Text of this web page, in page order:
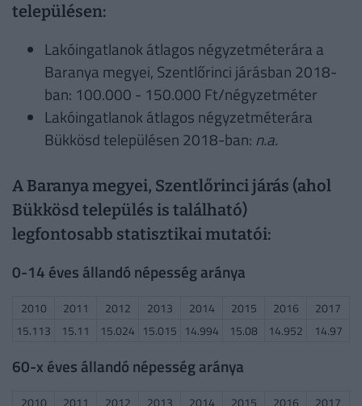
településen:
Lakóingatlanok átlagos négyzetméterára a
Baranya megyei, Szentlőrinci járásban 2018-
ban: 100.000 - 150.000 Ft/négyzetméter
Lakóingatlanok átlagos négyzetméterára
Bükkösd településen 2018-ban: n.a.
A Baranya megyei, Szentlőrinci járás (ahol
Bükkösd település is található)
legfontosabb statisztikai mutatói:
0-14 éves állandó népesség aránya
2010 2011 2012 2013 2014 2015 2016
2017
15.113
15.11 15.024 15.015 14.994 15.08 14.952 14.97
60-x éves állandó népesség aránya
2010 2011 2012 2013 2014 2015 2016
2017